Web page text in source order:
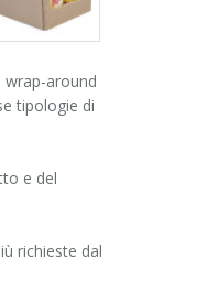
wrap-around
tipologie di
e del
richieste dal